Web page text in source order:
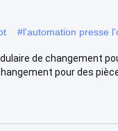
#l'automation presse
de changement
pour des